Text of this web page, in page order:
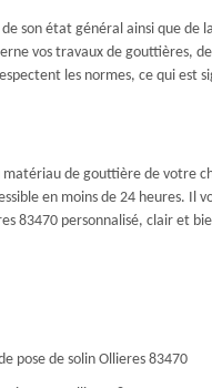
son état général ainsi que de
vos travaux de gouttières,
les normes, ce qui est
de gouttière de votre
en moins de 24 heures. Il
83470 personnalisé, clair et
pose de solin Ollieres 83470